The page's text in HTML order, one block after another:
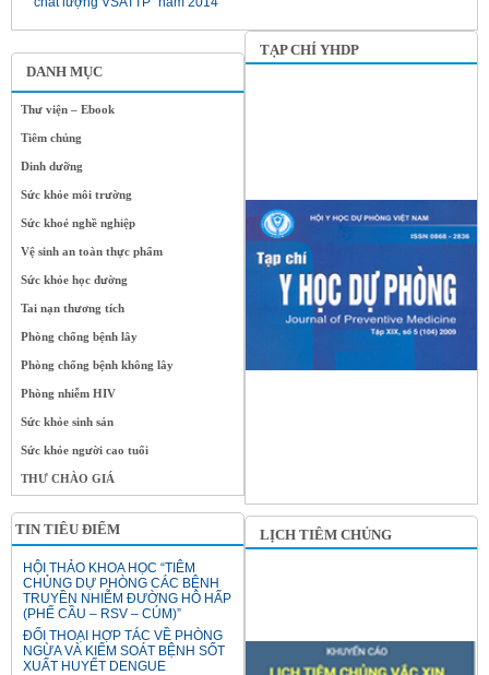
DANH MỤC
Thư viện – Ebook
Tiêm chủng
Dinh dưỡng
Sức khỏe môi trường
Sức khoẻ nghề nghiệp
Vệ sinh an toàn thực phẩm
Sức khỏe học đường
Tai nạn thương tích
Phòng chống bệnh lây
Phòng chống bệnh không lây
Phòng nhiễm HIV
Sức khỏe sinh sản
Sức khỏe người cao tuổi
THƯ CHÀO GIÁ
TIN TIÊU ĐIỂM
HỘI THẢO KHOA HỌC “TIÊM
CHỦNG DỰ PHÒNG CÁC BỆNH
TRUYỀN NHIỄM ĐƯỜNG HÔ HẤP
(PHẾ CẦU – RSV – CÚM)”
ĐỐI THOẠI HỢP TÁC VỀ PHÒNG
NGỪA VÀ KIỂM SOÁT BỆNH SỐT
XUẤT HUYẾT DENGUE
TẠP CHÍ YHDP
LỊCH TIÊM CHỦNG